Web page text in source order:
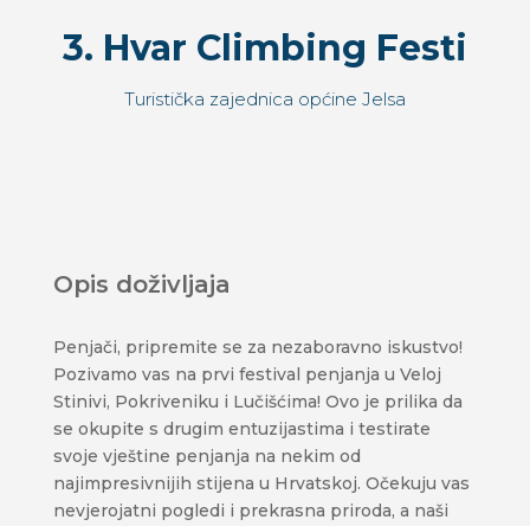
3. Hvar Climbing Festi
Turistička zajednica općine Jelsa
Opis doživljaja
Penjači, pripremite se za nezaboravno iskustvo!
Pozivamo vas na prvi festival penjanja u Veloj
Stinivi, Pokriveniku i Lučišćima! Ovo je prilika da
se okupite s drugim entuzijastima i testirate
svoje vještine penjanja na nekim od
najimpresivnijih stijena u Hrvatskoj. Očekuju vas
nevjerojatni pogledi i prekrasna priroda, a naši